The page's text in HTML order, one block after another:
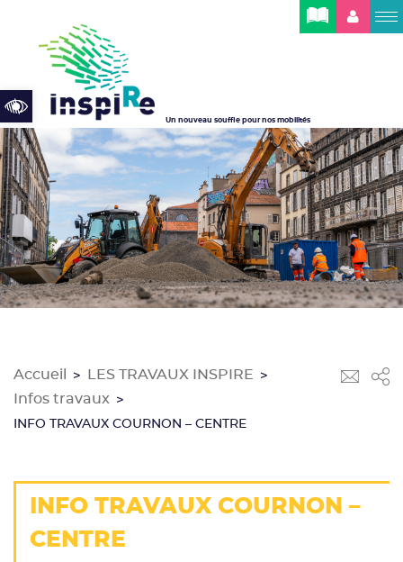
Open toolbar
Un nouveau souffle pour nos mobilités
Accueil > LES TRAVAUX INSPIRE >
Infos travaux >
INFO TRAVAUX COURNON – CENTRE
INFO TRAVAUX COURNON –
CENTRE